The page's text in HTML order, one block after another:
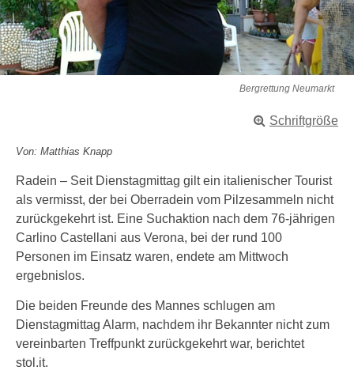
Bergrettung Neumarkt
Schriftgröße
Von: Matthias Knapp
Radein – Seit Dienstagmittag gilt ein italienischer Tourist
als vermisst, der bei Oberradein vom Pilzesammeln nicht
zurückgekehrt ist. Eine Suchaktion nach dem 76-jährigen
Carlino Castellani aus Verona, bei der rund 100
Personen im Einsatz waren, endete am Mittwoch
ergebnislos.
Die beiden Freunde des Mannes schlugen am
Dienstagmittag Alarm, nachdem ihr Bekannter nicht zum
vereinbarten Treffpunkt zurückgekehrt war, berichtet
stol.it.